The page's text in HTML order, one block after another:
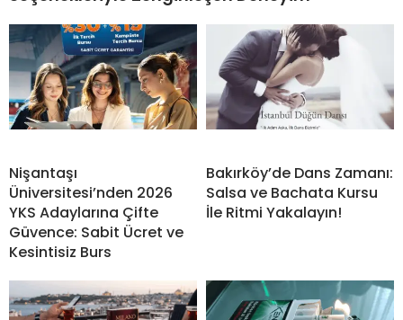
Nişantaşı
Üniversitesi’nden 2026
YKS Adaylarına Çifte
Güvence: Sabit Ücret ve
Kesintisiz Burs
Bakırköy’de Dans Zamanı:
Salsa ve Bachata Kursu
İle Ritmi Yakalayın!